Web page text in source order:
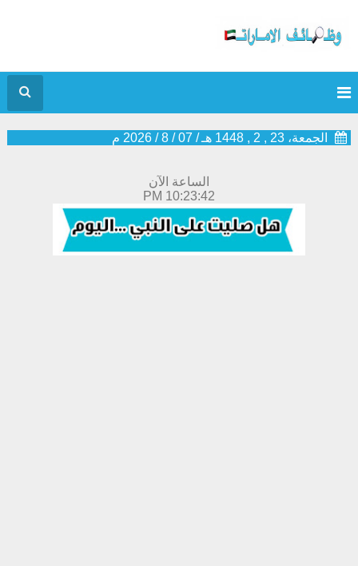
الجمعة، 23 , 2 , 1448 هـ /
07
/
8
/
2026 م
الساعة الآن
10:23:43 PM